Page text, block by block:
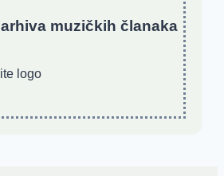
arhiva muzičkih članaka